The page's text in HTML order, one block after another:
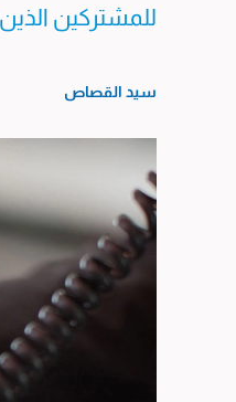
للمشتركين
سيد القصاص